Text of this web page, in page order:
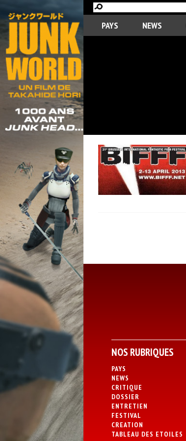
PAYS NEWS
NOS RUBRIQUES
PAYS
NEWS
CRITIQUE
DOSSIER
ENTRETIEN
FESTIVAL
CREATION
TABLEAU DES ETOILES